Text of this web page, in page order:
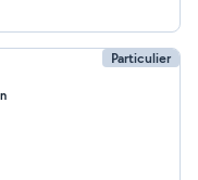
Particulier